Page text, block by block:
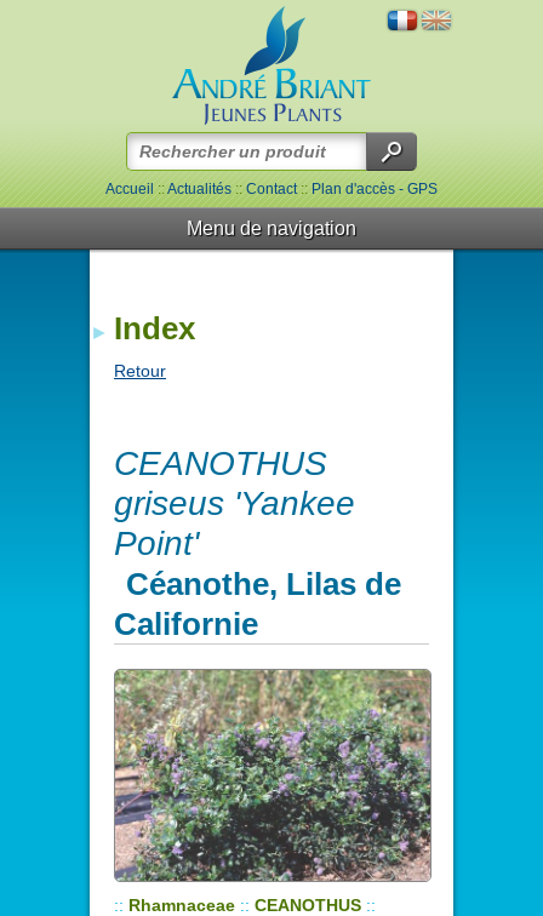
Accueil::Actualités::Contact::Plan d'accès - GPS
Menu de navigation
Index
Retour
CEANOTHUS
griseus 'Yankee
Point'
Céanothe, Lilas de
Californie
:: Rhamnaceae :: CEANOTHUS ::